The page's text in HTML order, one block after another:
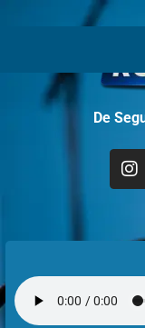
De